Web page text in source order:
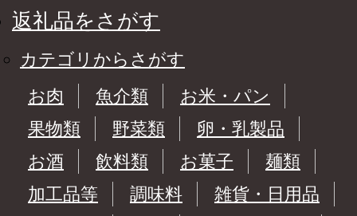
返礼品をさがす
カテゴリからさがす
お肉
魚介類
お米・パン
果物類
野菜類
卵・乳製品
お酒
飲料類 お菓子
麺類
加工品等
調味料
雑貨・日用品